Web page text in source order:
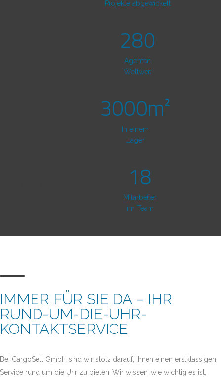
Projekte abgewickelt
280
Agenten
Weltweit
3000m²
In einem
Lager
18
Mitarbeiter
im Team
IMMER FÜR SIE DA – IHR
RUND-UM-DIE-UHR-
KONTAKTSERVICE
Bei CargoSell GmbH sind wir stolz darauf, Ihnen einen erstklassigen
Service rund um die Uhr zu bieten. Wir wissen, wie wichtig es ist,